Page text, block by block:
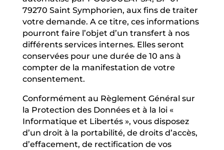
79270 Saint Symphorien, aux fins de traiter
votre demande. A ce titre, ces informations
pourront faire l’objet d’un transfert à nos
différents services internes. Elles seront
conservées pour une durée de 10 ans à
compter de la manifestation de votre
consentement.
Conformément au Règlement Général sur
la Protection des Données et à la loi «
Informatique et Libertés », vous disposez
d’un droit à la portabilité, de droits d’accès,
d’effacement, de rectification de vos